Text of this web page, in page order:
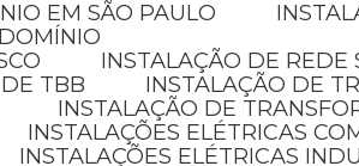
EM SÃO PAULO
INSTALAÇÃO DE
TBB
INSTALAÇÃO DE
INSTALAÇÃO DE
INSTALAÇÕES ELÉTRICAS
INSTALAÇÕES ELÉTRICAS